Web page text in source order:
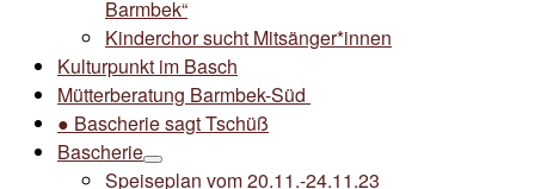
Barmbek“
Kinderchor sucht Mitsänger*innen
Kulturpunkt im Basch
Mütterberatung Barmbek-Süd
● Bascherie sagt Tschüß
Bascherie
Speiseplan vom 20.11.-24.11.23